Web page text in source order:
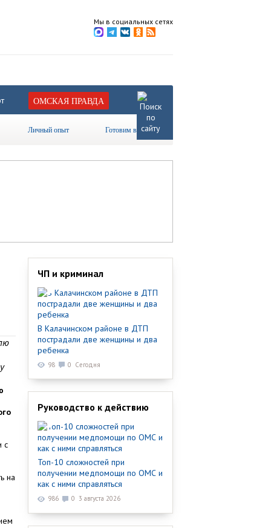
Мы в социальных сетях
ОМСКАЯ ПРАВДА
Личный опыт Готовим вместе
с
на
ЧП и криминал
В Калачинском районе в ДТП
пострадали две женщины и два
ребенка
98 0 Сегодня
Руководство к действию
Топ-10 сложностей при
получении медпомощи по ОМС и
как с ними справляться
986 0 3 августа 2026